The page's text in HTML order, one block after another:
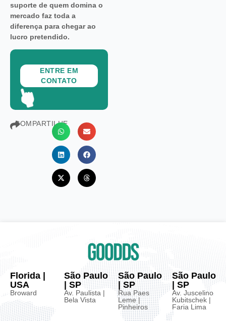
suporte de quem domina o
mercado faz toda a
diferença para chegar ao
lucro pretendido.
ENTRE EM
CONTATO
COMPARTILHE
Florida |
USA
Broward
São Paulo
| SP
Av. Paulista |
Bela Vista
São Paulo
| SP
Rua Paes
Leme |
Pinheiros
São Paulo
| SP
Av. Juscelino
Kubitschek |
Faria Lima